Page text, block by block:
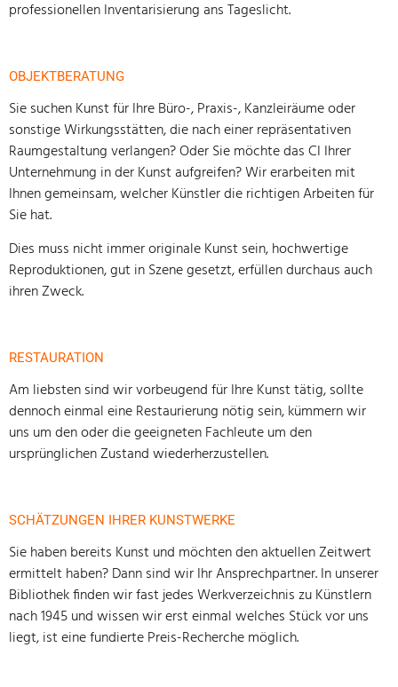
professionellen Inventarisierung ans Tageslicht.
OBJEKTBERATUNG
Sie suchen Kunst für Ihre Büro-, Praxis-, Kanzleiräume oder
sonstige Wirkungsstätten, die nach einer repräsentativen
Raumgestaltung verlangen? Oder Sie möchte das CI Ihrer
Unternehmung in der Kunst aufgreifen? Wir erarbeiten mit
Ihnen gemeinsam, welcher Künstler die richtigen Arbeiten für
Sie hat.
Dies muss nicht immer originale Kunst sein, hochwertige
Reproduktionen, gut in Szene gesetzt, erfüllen durchaus auch
ihren Zweck.
RESTAURATION
Am liebsten sind wir vorbeugend für Ihre Kunst tätig, sollte
dennoch einmal eine Restaurierung nötig sein, kümmern wir
uns um den oder die geeigneten Fachleute um den
ursprünglichen Zustand wiederherzustellen.
SCHÄTZUNGEN IHRER KUNSTWERKE
Sie haben bereits Kunst und möchten den aktuellen Zeitwert
ermittelt haben? Dann sind wir Ihr Ansprechpartner. In unserer
Bibliothek finden wir fast jedes Werkverzeichnis zu Künstlern
nach 1945 und wissen wir erst einmal welches Stück vor uns
liegt, ist eine fundierte Preis-Recherche möglich.